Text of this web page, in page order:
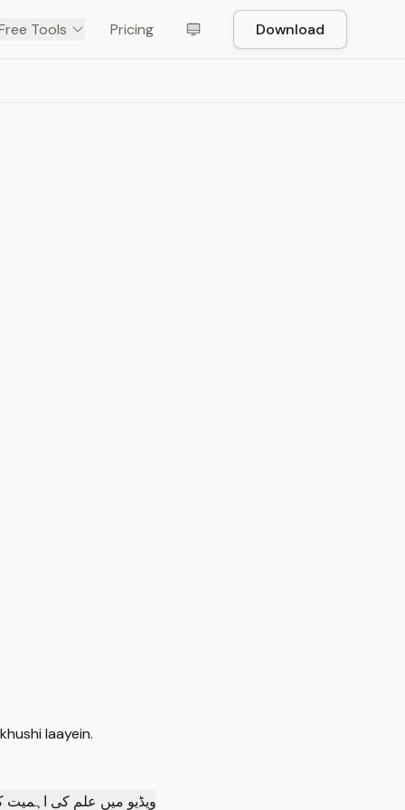
Tools Pricing Download
laayein.
ویڈیو میں علم کی اہمیت